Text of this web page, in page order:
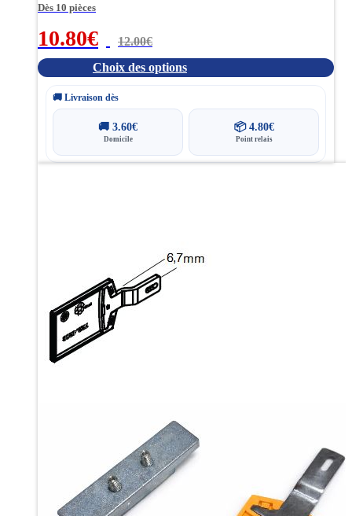
Dès 10 pièces
10.80€ 12.00€
Choix des options
produit
🚚 Livraison dès
🚚3.60€
Domicile
📦 4.80€
Point relais